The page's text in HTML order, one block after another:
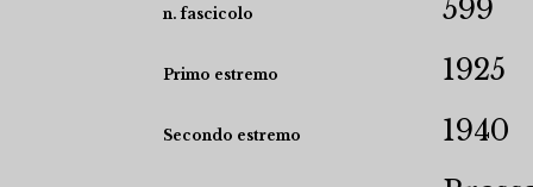
n. fascicolo 599
Primo estremo 1925
Secondo estremo 1940